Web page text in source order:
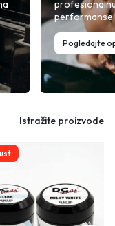
performanse
Pogledajte
Istražite proizvode